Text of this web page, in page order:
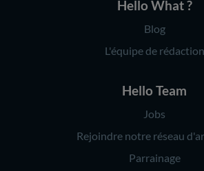
Hello What ?
Blog
L'équipe de rédaction
Hello Team
Jobs
Rejoindre notre réseau
Parrainage